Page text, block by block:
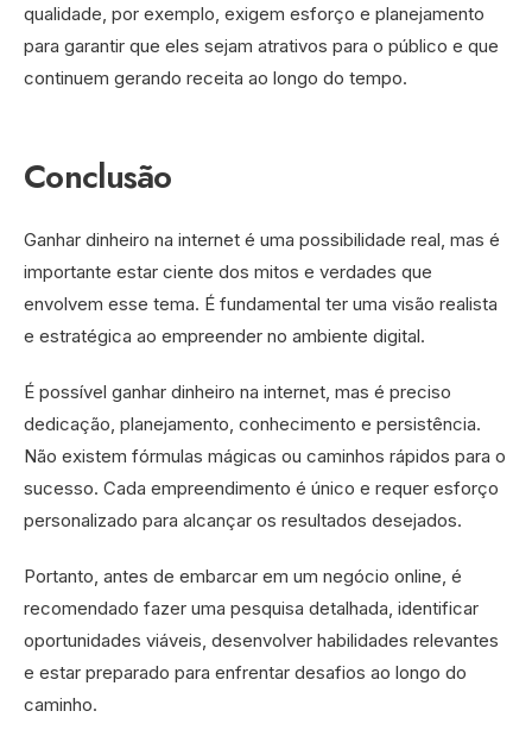
qualidade, por exemplo, exigem esforço e planejamento
para garantir que eles sejam atrativos para o público e que
continuem gerando receita ao longo do tempo.
Conclusão
Ganhar dinheiro na internet é uma possibilidade real, mas é
importante estar ciente dos mitos e verdades que
envolvem esse tema. É fundamental ter uma visão realista
e estratégica ao empreender no ambiente digital.
É possível ganhar dinheiro na internet, mas é preciso
dedicação, planejamento, conhecimento e persistência.
Não existem fórmulas mágicas ou caminhos rápidos para o
sucesso. Cada empreendimento é único e requer esforço
personalizado para alcançar os resultados desejados.
Portanto, antes de embarcar em um negócio online, é
recomendado fazer uma pesquisa detalhada, identificar
oportunidades viáveis, desenvolver habilidades relevantes
e estar preparado para enfrentar desafios ao longo do
caminho.